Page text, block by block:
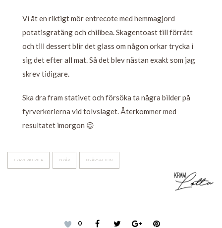
Vi åt en riktigt mör entrecote med hemmagjord
potatisgratäng och chilibea. Skagentoast till förrätt
och till dessert blir det glass om någon orkar trycka i
sig det efter all mat. Så det blev nästan exakt som jag
skrev tidigare.
Ska dra fram stativet och försöka ta några bilder på
fyrverkerierna vid tolvslaget. Återkommer med
resultatet imorgon 😉
FYRVERKERIER NYÅR NYÅRSAFTON
0